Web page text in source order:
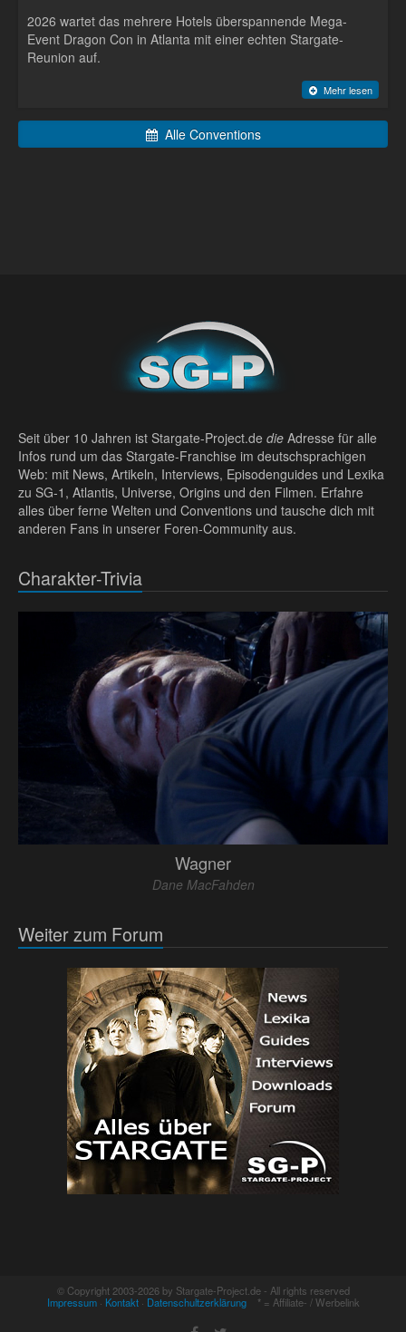
2026 wartet das mehrere Hotels überspannende Mega-
Event Dragon Con in Atlanta mit einer echten Stargate-
Reunion auf.
Mehr lesen
Alle Conventions
Seit über 10 Jahren ist Stargate-Project.de die Adresse für alle
Infos rund um das Stargate-Franchise im deutschsprachigen
Web: mit News, Artikeln, Interviews, Episodenguides und Lexika
zu SG-1, Atlantis, Universe, Origins und den Filmen. Erfahre
alles über ferne Welten und Conventions und tausche dich mit
anderen Fans in unserer Foren-Community aus.
Charakter-Trivia
Wagner
Dane MacFahden
Weiter zum Forum
© Copyright 2003-2026 by Stargate-Project.de - All rights reserved
Impressum· Kontakt· Datenschultzerklärung* = Affiliate- / Werbelink